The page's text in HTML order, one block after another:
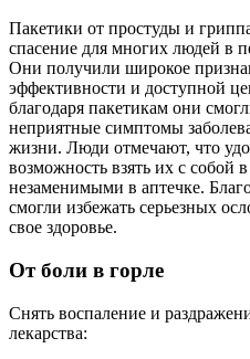
Пакетики от простуды и
спасение для многих людей в
Они получили широкое
эффективности и доступной
благодаря пакетикам они
неприятные симптомы
жизни. Люди отмечают, что
возможность взять их с собой
незаменимыми в аптечке.
смогли избежать серьезных
свое здоровье.
От боли в горле
Снять воспаление и
лекарства: